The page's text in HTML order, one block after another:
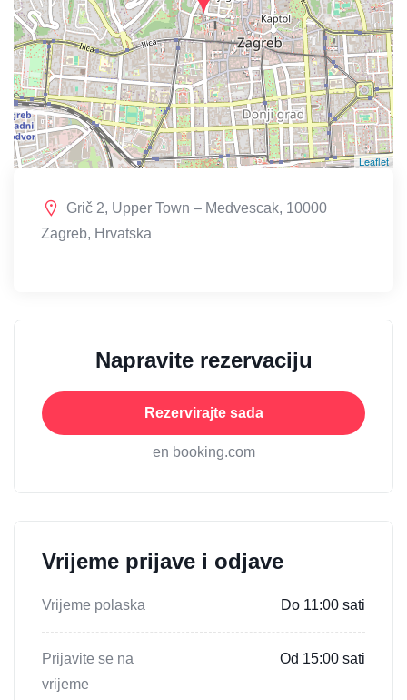
Leaflet
Grič 2, Upper Town – Medvescak, 10000
Zagreb, Hrvatska
Napravite rezervaciju
Rezervirajte sada
en booking.com
Vrijeme prijave i odjave
Vrijeme polaska Do 11:00 sati
Prijavite se na
vrijeme
Od 15:00 sati